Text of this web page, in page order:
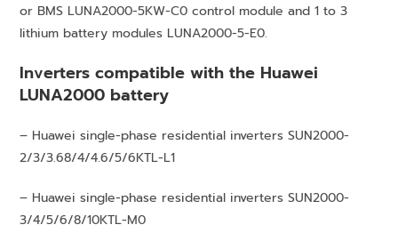
or BMS LUNA2000-5KW-C0 control module and 1 to 3
lithium battery modules LUNA2000-5-E0.
Inverters compatible with the Huawei
LUNA2000 battery
– Huawei single-phase residential inverters SUN2000-
2/3/3.68/4/4.6/5/6KTL-L1
– Huawei single-phase residential inverters SUN2000-
3/4/5/6/8/10KTL-M0